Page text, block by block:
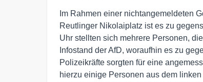
Im Rahmen einer nichtangemeldeten
Reutlinger Nikolaiplatz ist es zu
Uhr stellten sich mehrere Personen,
Infostand der AfD, woraufhin es zu
Polizeikräfte sorgten für eine
hierzu einige Personen aus dem